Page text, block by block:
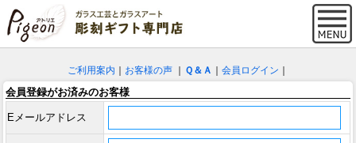
ご利用案内 お客様の声 Ｑ＆Ａ 会員ログイン
会員登録がお済みのお客様
Eメールアドレス